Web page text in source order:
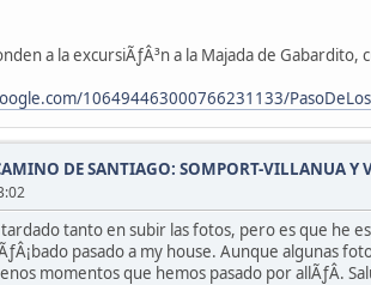
a la excursiÃƒÂ³n a la Majada de
106494463000766231133/
DE SANTIAGO: SOMPORT-VILLANUA Y
tanto en subir las fotos, pero es que he
pasado a my house. Aunque algunas
momentos que hemos pasado por allÃƒÂ­.